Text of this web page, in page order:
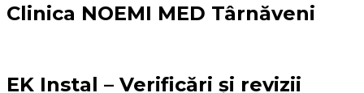
Clinica NOEMI MED Târnăveni
EK Instal – Verificări și revizii